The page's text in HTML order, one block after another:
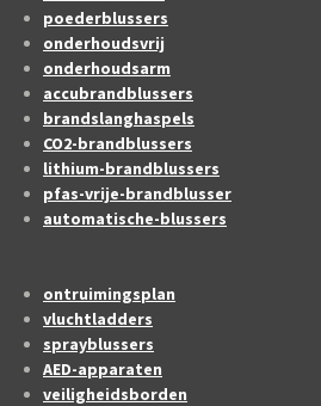
poederblussers
onderhoudsvrij
onderhoudsarm
accubrandblussers
brandslanghaspels
CO2-brandblussers
lithium-brandblussers
pfas-vrije-brandblusser
automatische-blussers
ontruimingsplan
vluchtladders
sprayblussers
AED-apparaten
veiligheidsborden